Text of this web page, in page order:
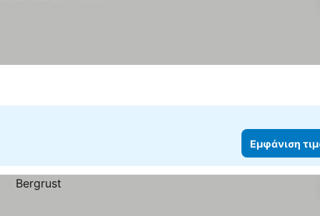
Εμφάνιση